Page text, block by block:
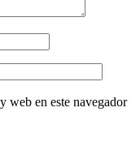
web en este navegador